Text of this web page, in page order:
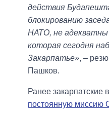
действия
блокированию
НАТО, не
которая сегодня
Закарпатье», –
Пашков.
Ранее закарпатские
постоянную миссию